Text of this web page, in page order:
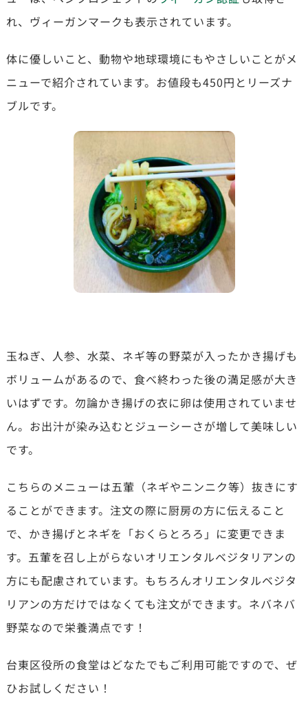
れ、ヴィーガンマークも表示されています。
体に優しいこと、動物や地球環境にもやさしいことがメ
ニューで紹介されています。お値段も450円とリーズナ
ブルです。
玉ねぎ、人参、水菜、ネギ等の野菜が入ったかき揚げも
ボリュームがあるので、食べ終わった後の満足感が大き
いはずです。勿論かき揚げの衣に卵は使用されていませ
ん。お出汁が染み込むとジューシーさが増して美味しい
です。
こちらのメニューは五葷（ネギやニンニク等）抜きにす
ることができます。注文の際に厨房の方に伝えること
で、かき揚げとネギを「おくらとろろ」に変更できま
す。五葷を召し上がらないオリエンタルベジタリアンの
方にも配慮されています。もちろんオリエンタルベジタ
リアンの方だけではなくても注文ができます。ネバネバ
野菜なので栄養満点です！
台東区役所の食堂はどなたでもご利用可能ですので、ぜ
ひお試しください！